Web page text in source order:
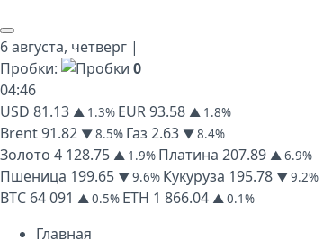
6 августа, четверг |
Пробки:
0
04:46
USD 81.13 ▲ 1.3% EUR93.58 ▲ 1.8%
Brent91.82 ▼ 8.5% Газ 2.63 ▼ 8.4%
Золото 4 128.75 ▲ 1.9% Платина 207.89 ▲ 6.9%
Пшеница 199.65 ▼ 9.6% Кукуруза 195.78 ▼ 9.2%
BTC 64 091 ▲ 0.5% ETH 1 866.04 ▲ 0.1%
Главная